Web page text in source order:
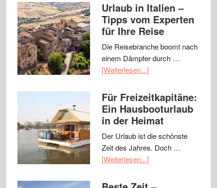
Urlaub in Italien –
Tipps vom Experten
für Ihre Reise
Die Reisebranche boomt nach
einem Dämpfer durch …
[Weiterlesen...]
Für Freizeitkapitäne:
Ein Hausbooturlaub
in der Heimat
Der Urlaub ist die schönste
Zeit des Jahres. Doch …
[Weiterlesen...]